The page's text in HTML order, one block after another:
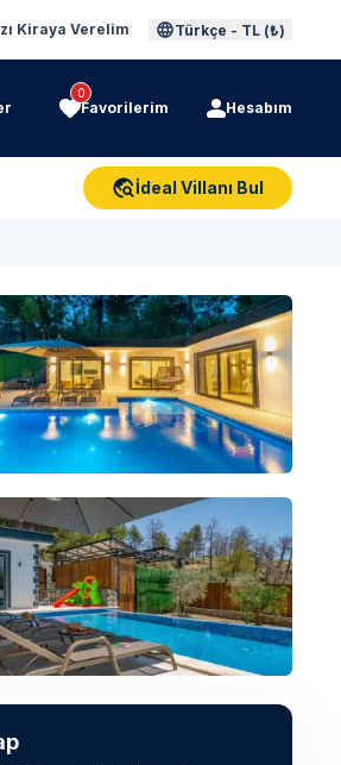
Kiraya Verelim Türkçe - TL (₺)
0
Favorilerim Hesabım
İdeal Villanı Bul
gör